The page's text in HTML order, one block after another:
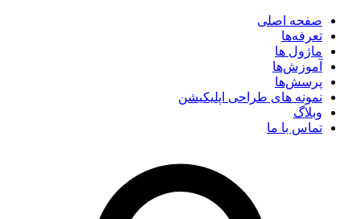
صفحه اصلی
تعرفه‌ها
ماژول ها
آموزش‌ها
پرسش‌ها
نمونه های طراحی اپلیکیشن
وبلاگ
تماس با ما